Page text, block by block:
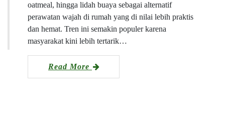
oatmeal, hingga lidah buaya sebagai alternatif
perawatan wajah di rumah yang di nilai lebih praktis
dan hemat. Tren ini semakin populer karena
masyarakat kini lebih tertarik…
Read More